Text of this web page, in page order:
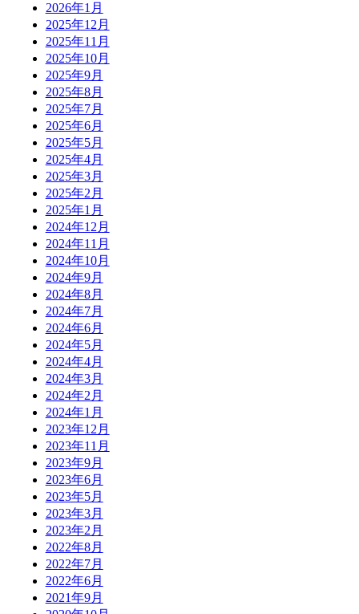
2026年1月
2025年12月
2025年11月
2025年10月
2025年9月
2025年8月
2025年7月
2025年6月
2025年5月
2025年4月
2025年3月
2025年2月
2025年1月
2024年12月
2024年11月
2024年10月
2024年9月
2024年8月
2024年7月
2024年6月
2024年5月
2024年4月
2024年3月
2024年2月
2024年1月
2023年12月
2023年11月
2023年9月
2023年6月
2023年5月
2023年3月
2023年2月
2022年8月
2022年7月
2022年6月
2021年9月